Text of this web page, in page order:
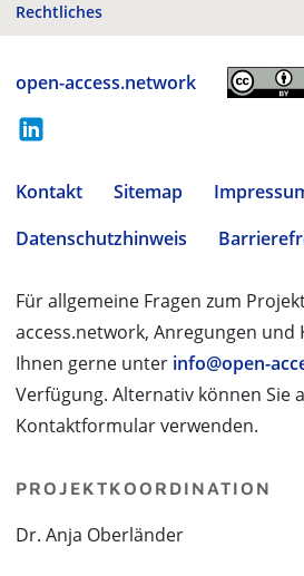
Rechtliches
open-access.network
Kontakt Sitemap
Datenschutzhinweis
Für allgemeine Fragen zum
access.network, Anregungen und
Ihnen gerne unter info@open-
Verfügung. Alternativ können Sie
Kontaktformular verwenden.
PROJEKTKOORDINATION
Dr. Anja Oberländer